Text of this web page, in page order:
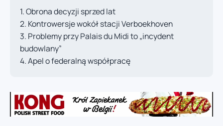
Obrona decyzji sprzed lat
Kontrowersje wokół stacji Verboekhoven
Problemy przy Palais du Midi to „incydent
budowlany”
Apel o federalną współpracę